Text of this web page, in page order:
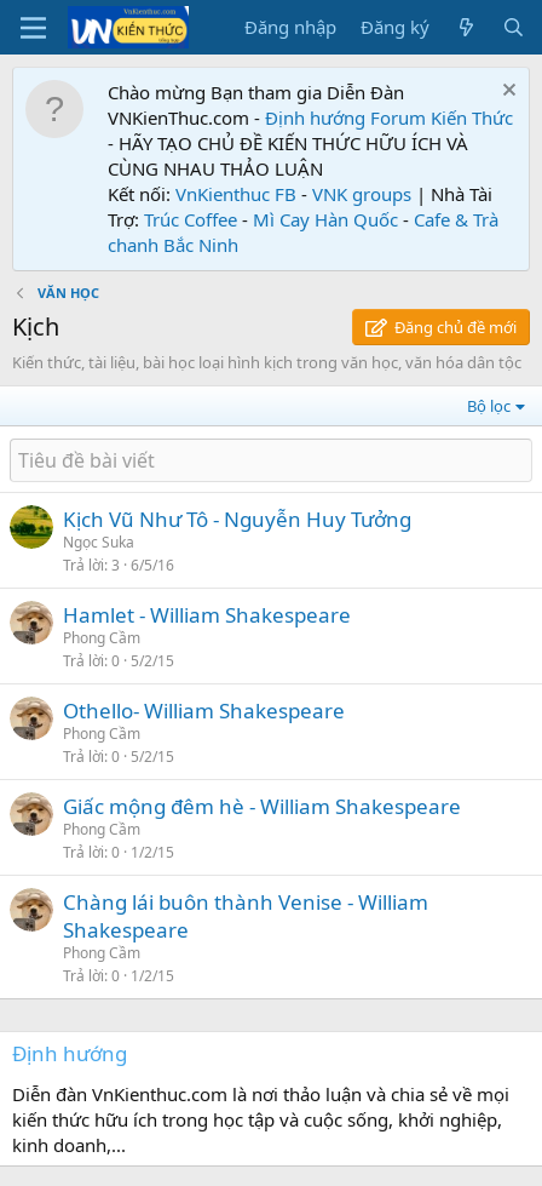
Đăng nhập Đăng ký
Chào mừng Bạn tham gia Diễn Đàn
VNKienThuc.com - Định hướng Forum Kiến Thức
- HÃY TẠO CHỦ ĐỀ KIẾN THỨC HỮU ÍCH VÀ
CÙNG NHAU THẢO LUẬN
Kết nối: VnKienthuc FB - VNK groups | Nhà Tài
Trợ: Trúc Coffee - Mì Cay Hàn Quốc - Cafe & Trà
chanh Bắc Ninh
VĂN HỌC
Kịch
Đăng chủ đề mới
Kiến thức, tài liệu, bài học loại hình kịch trong văn học, văn hóa dân tộc
Bộ lọc
Kịch Vũ Như Tô - Nguyễn Huy Tưởng
Ngọc Suka
Trả lời 3 6/5/16
Hamlet - William Shakespeare
Phong Cầm
Trả lời 0 5/2/15
Othello- William Shakespeare
Phong Cầm
Trả lời 0 5/2/15
Giấc mộng đêm hè - William Shakespeare
Phong Cầm
Trả lời 0 1/2/15
Chàng lái buôn thành Venise - William
Shakespeare
Phong Cầm
Trả lời 0 1/2/15
Định hướng
Diễn đàn VnKienthuc.com là nơi thảo luận và chia sẻ về mọi
kiến thức hữu ích trong học tập và cuộc sống, khởi nghiệp,
kinh doanh,...